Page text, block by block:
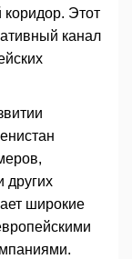
Этот
канал
других
широкие